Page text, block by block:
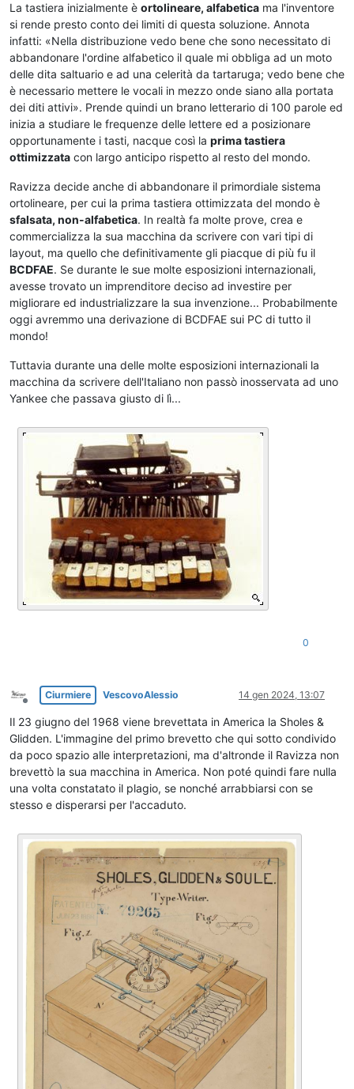
La tastiera inizialmente è ortolineare, alfabetica ma l'inventore
si rende presto conto dei limiti di questa soluzione. Annota
infatti: «Nella distribuzione vedo bene che sono necessitato di
abbandonare l'ordine alfabetico il quale mi obbliga ad un moto
delle dita saltuario e ad una celerità da tartaruga; vedo bene che
è necessario mettere le vocali in mezzo onde siano alla portata
dei diti attivi». Prende quindi un brano letterario di 100 parole ed
inizia a studiare le frequenze delle lettere ed a posizionare
opportunamente i tasti, nacque così la prima tastiera
ottimizzata con largo anticipo rispetto al resto del mondo.
Ravizza decide anche di abbandonare il primordiale sistema
ortolineare, per cui la prima tastiera ottimizzata del mondo è
sfalsata, non-alfabetica. In realtà fa molte prove, crea e
commercializza la sua macchina da scrivere con vari tipi di
layout, ma quello che definitivamente gli piacque di più fu il
BCDFAE. Se durante le sue molte esposizioni internazionali,
avesse trovato un imprenditore deciso ad investire per
migliorare ed industrializzare la sua invenzione... Probabilmente
oggi avremmo una derivazione di BCDFAE sui PC di tutto il
mondo!
Tuttavia durante una delle molte esposizioni internazionali la
macchina da scrivere dell'Italiano non passò inosservata ad uno
Yankee che passava giusto di lì...
0
Non in linea
Ciurmiere VescovoAlessio 14 gen 2024, 13:07
Il 23 giugno del 1968 viene brevettata in America la Sholes &
Glidden. L'immagine del primo brevetto che qui sotto condivido
da poco spazio alle interpretazioni, ma d'altronde il Ravizza non
brevettò la sua macchina in America. Non poté quindi fare nulla
una volta constatato il plagio, se nonché arrabbiarsi con se
stesso e disperarsi per l'accaduto.